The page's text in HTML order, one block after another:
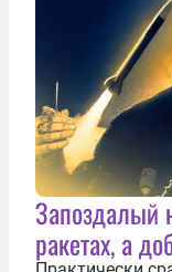
Запоздалый
ракетах, а